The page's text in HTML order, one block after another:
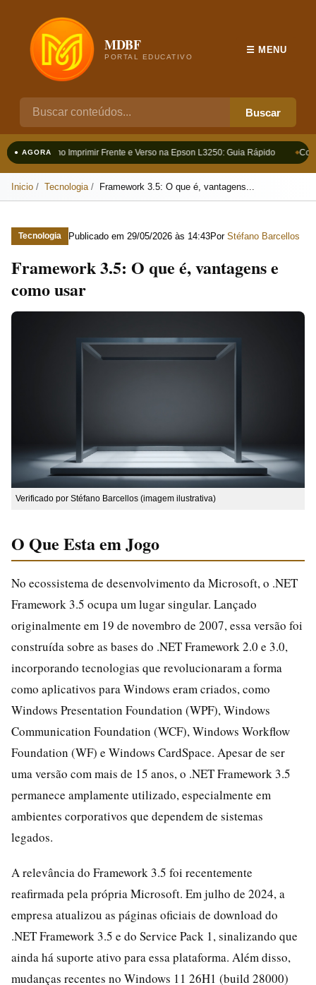
MDBF
PORTAL EDUCATIVO
Buscar
☰ MENU
● AGORAComo Imprimir Frente e Verso na Epson L3250: Guia Rápido
Inicio Tecnologia Framework 3.5: O que é, vantagens...
Tecnologia Publicado em 29/05/2026 às 14:43Por Stéfano Barcellos
Framework 3.5: O que é, vantagens e
como usar
Verificado por Stéfano Barcellos (imagem ilustrativa)
O Que Esta em Jogo
No ecossistema de desenvolvimento da Microsoft, o .NET
Framework 3.5 ocupa um lugar singular. Lançado
originalmente em 19 de novembro de 2007, essa versão foi
construída sobre as bases do .NET Framework 2.0 e 3.0,
incorporando tecnologias que revolucionaram a forma
como aplicativos para Windows eram criados, como
Windows Presentation Foundation (WPF), Windows
Communication Foundation (WCF), Windows Workflow
Foundation (WF) e Windows CardSpace. Apesar de ser
uma versão com mais de 15 anos, o .NET Framework 3.5
permanece amplamente utilizado, especialmente em
ambientes corporativos que dependem de sistemas
legados.
A relevância do Framework 3.5 foi recentemente
reafirmada pela própria Microsoft. Em julho de 2024, a
empresa atualizou as páginas oficiais de download do
.NET Framework 3.5 e do Service Pack 1, sinalizando que
ainda há suporte ativo para essa plataforma. Além disso,
mudanças recentes no Windows 11 26H1 (build 28000)